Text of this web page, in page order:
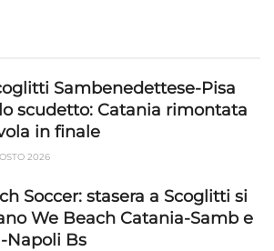
errori, Erogare
e contenuto,
le scelte sulla
Sempre attivo
Sambenedettese-Pisa
scudetto: Catania rimontata
in finale
2026
Soccer: stasera a Scoglitti si
We Beach Catania-Samb e
Napoli Bs